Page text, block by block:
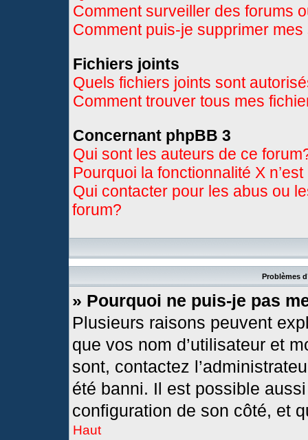
Comment surveiller des forums
Comment puis-je supprimer
Fichiers joints
Quels fichiers joints sont
Comment trouver tous mes
Concernant phpBB 3
Qui sont les auteurs de ce
Pourquoi la fonctionnalité X
Qui contacter pour les abus ou
forum?
Problèmes
» Pourquoi ne puis-je pas
Plusieurs raisons peuvent
que vos nom d’utilisateur et
sont, contactez
été banni. Il est possible
configuration de son côté, et
Haut